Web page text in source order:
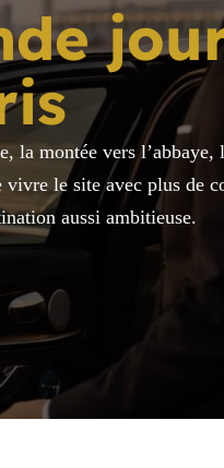
la montée vers l’abbaye,
vivre le site avec plus de
aussi ambitieuse.